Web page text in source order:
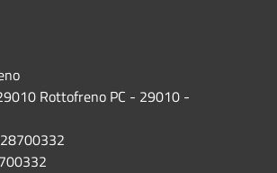
Rottofreno PC - 29010 -